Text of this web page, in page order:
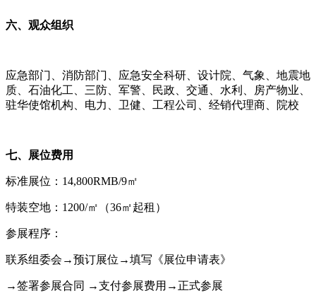
六、观众组织
应急部门、消防部门、应急安全科研、设计院、气象、地震地
质、石油化工、三防、军警、民政、交通、水利、房产物业、
驻华使馆机构、电力、卫健、工程公司、经销代理商、院校
七、展位费用
标准展位： 14,800RMB/9㎡
特装空地： 1200/㎡（36㎡起租）
参展程序：
联系组委会 →预订展位→填写《展位申请表》
→签署参展合同 →支付参展费用→正式参展